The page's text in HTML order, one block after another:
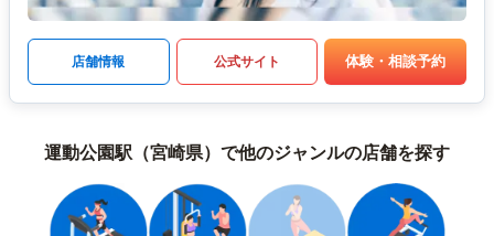
店舗情報 公式サイト 体験・相談予約
運動公園駅（宮崎県）で他のジャンルの店舗を探す